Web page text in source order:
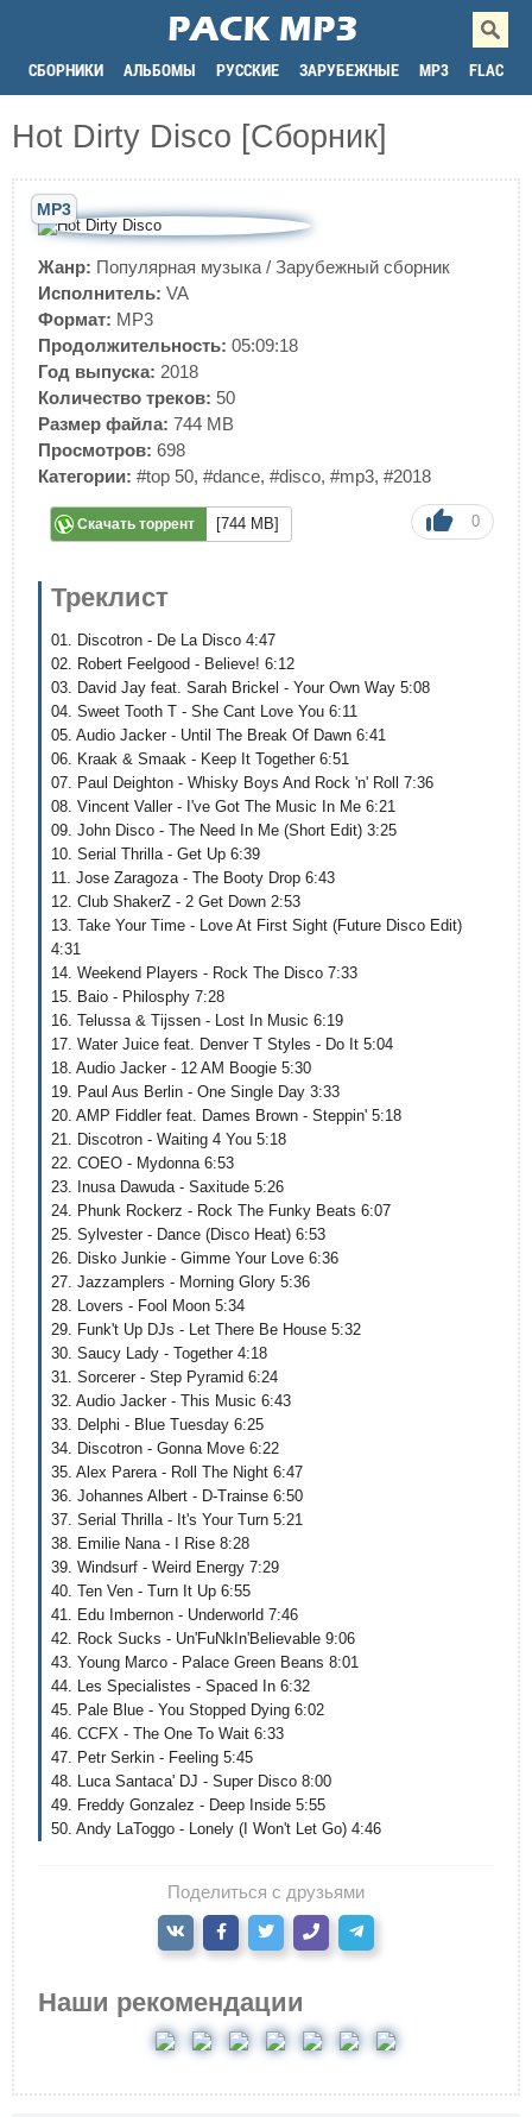
СБОРНИКИ АЛЬБОМЫ РУССКИЕ ЗАРУБЕЖНЫЕ MP3 FLAC
Hot Dirty Disco [Сборник]
MP3
Жанр: Популярная музыка / Зарубежный сборник
Исполнитель: VA
Формат: MP3
Продолжительность: 05:09:18
Год выпуска: 2018
Количество треков: 50
Размер файла: 744 MB
Просмотров: 698
Категории: #top 50, #dance, #disco, #mp3, #2018
Скачать торрент [744 MB] 0
Треклист
01. Discotron - De La Disco 4:47
02. Robert Feelgood - Believe! 6:12
03. David Jay feat. Sarah Brickel - Your Own Way 5:08
04. Sweet Tooth T - She Cant Love You 6:11
05. Audio Jacker - Until The Break Of Dawn 6:41
06. Kraak & Smaak - Keep It Together 6:51
07. Paul Deighton - Whisky Boys And Rock 'n' Roll 7:36
08. Vincent Valler - I've Got The Music In Me 6:21
09. John Disco - The Need In Me (Short Edit) 3:25
10. Serial Thrilla - Get Up 6:39
11. Jose Zaragoza - The Booty Drop 6:43
12. Club ShakerZ - 2 Get Down 2:53
13. Take Your Time - Love At First Sight (Future Disco Edit)
4:31
14. Weekend Players - Rock The Disco 7:33
15. Baio - Philosphy 7:28
16. Telussa & Tijssen - Lost In Music 6:19
17. Water Juice feat. Denver T Styles - Do It 5:04
18. Audio Jacker - 12 AM Boogie 5:30
19. Paul Aus Berlin - One Single Day 3:33
20. AMP Fiddler feat. Dames Brown - Steppin' 5:18
21. Discotron - Waiting 4 You 5:18
22. COEO - Mydonna 6:53
23. Inusa Dawuda - Saxitude 5:26
24. Phunk Rockerz - Rock The Funky Beats 6:07
25. Sylvester - Dance (Disco Heat) 6:53
26. Disko Junkie - Gimme Your Love 6:36
27. Jazzamplers - Morning Glory 5:36
28. Lovers - Fool Moon 5:34
29. Funk't Up DJs - Let There Be House 5:32
30. Saucy Lady - Together 4:18
31. Sorcerer - Step Pyramid 6:24
32. Audio Jacker - This Music 6:43
33. Delphi - Blue Tuesday 6:25
34. Discotron - Gonna Move 6:22
35. Alex Parera - Roll The Night 6:47
36. Johannes Albert - D-Trainse 6:50
37. Serial Thrilla - It's Your Turn 5:21
38. Emilie Nana - I Rise 8:28
39. Windsurf - Weird Energy 7:29
40. Ten Ven - Turn It Up 6:55
41. Edu Imbernon - Underworld 7:46
42. Rock Sucks - Un'FuNkIn'Believable 9:06
43. Young Marco - Palace Green Beans 8:01
44. Les Specialistes - Spaced In 6:32
45. Pale Blue - You Stopped Dying 6:02
46. CCFX - The One To Wait 6:33
47. Petr Serkin - Feeling 5:45
48. Luca Santaca' DJ - Super Disco 8:00
49. Freddy Gonzalez - Deep Inside 5:55
50. Andy LaToggo - Lonely (I Won't Let Go) 4:46
Поделиться с друзьями
Наши рекомендации